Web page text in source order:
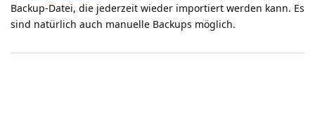
Backup-Datei, die jederzeit wieder importiert werden kann. Es
sind natürlich auch manuelle Backups möglich.